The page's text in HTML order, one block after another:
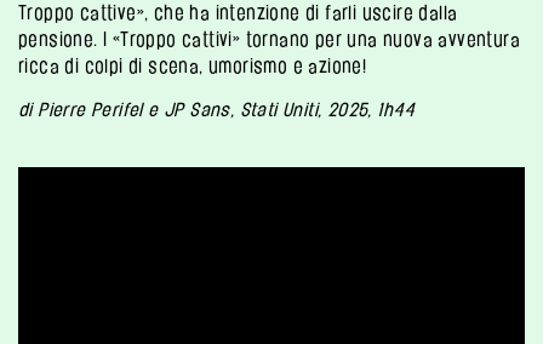
Troppo cattive», che ha intenzione di farli uscire dalla
pensione.
«Troppo cattivi» tornano per una nuova avventura
ricca di colpi di scena, umorismo e azione!
diPierre Perifel e JP Sans, Stati Uniti, 2025, 1h44